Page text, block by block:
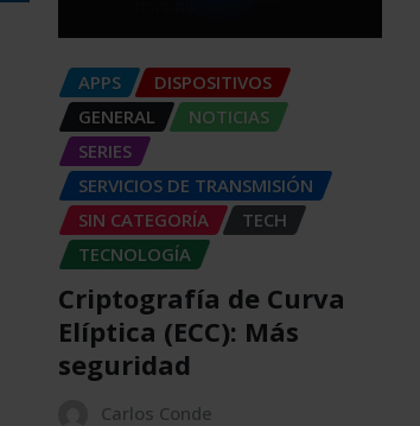
APPS
DISPOSITIVOS
GENERAL
NOTICIAS
SERIES
SERVICIOS DE TRANSMISIÓN
SIN CATEGORÍA
TECH
TECNOLOGÍA
Criptografía de Curva
Elíptica (ECC): Más
seguridad
Carlos Conde